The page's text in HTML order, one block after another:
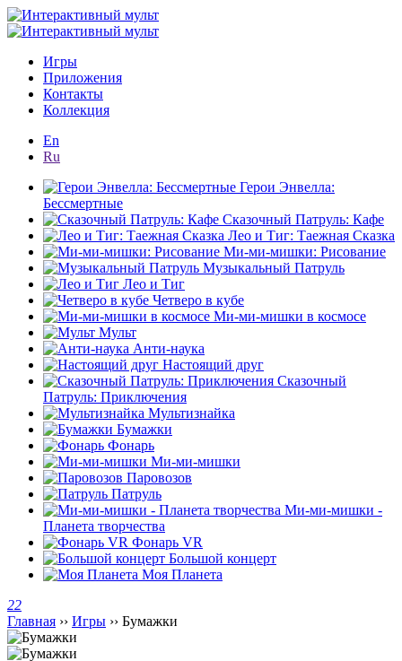
Игры
Приложения
Контакты
Коллекция
En
Ru
Герои Энвелла:
Бессмертные
Сказочный Патруль: Кафе
Лео и Тиг: Таежная Сказка
Ми-ми-мишки: Рисование
Музыкальный Патруль
Лео и Тиг
Четверо в кубе
Ми-ми-мишки в космосе
Мульт
Анти-наука
Настоящий друг
Сказочный
Патруль: Приключения
Мультизнайка
Бумажки
Фонарь
Ми-ми-мишки
Паровозов
Патруль
Ми-ми-мишки -
Планета творчества
Фонарь VR
Большой концерт
Моя Планета
22
Главная ›› Игры ›› Бумажки